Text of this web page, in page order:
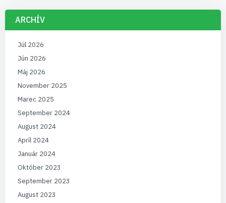
ARCHÍV
Júl 2026
Jún 2026
Máj 2026
November 2025
Marec 2025
September 2024
August 2024
Apríl 2024
Január 2024
Október 2023
September 2023
August 2023